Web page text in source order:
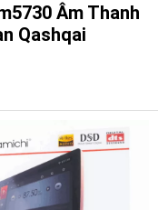
Âm Thanh
Qashqai